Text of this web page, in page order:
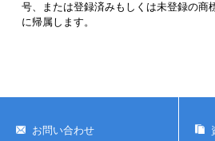
号、または登録済みもしくは未登録の商
に帰属します。
お問い合わせ